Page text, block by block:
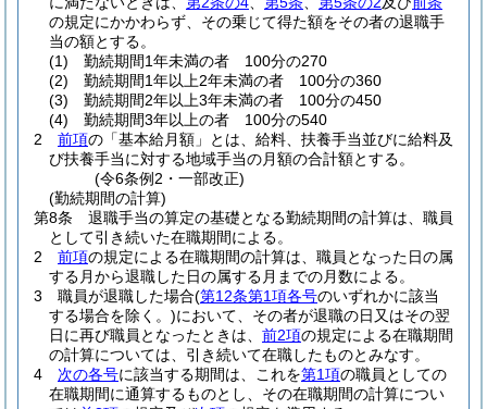
の規定にかかわらず、その乗じて得た額をその者の退職手
当の額とする。
(1)
勤続期間1年未満の者 100分の270
(2)
勤続期間1年以上2年未満の者 100分の360
(3)
勤続期間2年以上3年未満の者 100分の450
(4)
勤続期間3年以上の者 100分の540
2
前項の「基本給月額」とは、給料、扶養手当並びに給料及
び扶養手当に対する地域手当の月額の合計額とする。
(令6条例2・一部改正)
(勤続期間の計算)
第8条
退職手当の算定の基礎となる勤続期間の計算は、職員
として引き続いた在職期間による。
2
前項の規定による在職期間の計算は、職員となった日の属
する月から退職した日の属する月までの月数による。
3
職員が退職した場合(第12条第1項各号のいずれかに該当
する場合を除く。)において、その者が退職の日又はその翌
日に再び職員となったときは、 前2項の規定による在職期間
の計算については、引き続いて在職したものとみなす。
4
次の各号に該当する期間は、これを第1項の職員としての
在職期間に通算するものとし、その在職期間の計算につい